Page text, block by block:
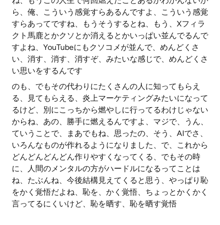
ら、俺、こういう感覚すらあるんですよ、こういう感覚
すらあってですね、もうそうするとね、もう、Xフィラ
クト馬鹿とかクソとか消えるとかいっぱい並んでるんで
すよね、YouTubeにもクソコメが並んで、めんどくさ
い、消す、消す、消すぞ、みたいな感じで、めんどくさ
い思いをするんです
のも、でもその代わりにたくさんの人に知ってもらえ
る、見てもらえる、炎上マーケティングみたいになって
るけど、別にこっちから燃やしに行ってるわけじゃない
からね、あの、勝手に燃えるんですよ、マジで、うん、
ていうことで、まあでもね、思ったの、そう、AIでさ、
いろんなものが作れるようになりました、で、これから
どんどんどんどん作りやすくなってくる、でもその時
に、人間のメンタルの方がハードルになるってことは
ね、たぶんね、今後結構見えてくると思う、やっぱり恥
をかく覚悟だよね、恥を、かく覚悟、ちょっとかくかく
言ってるにくいけど、恥を晒す、恥を晒す覚悟